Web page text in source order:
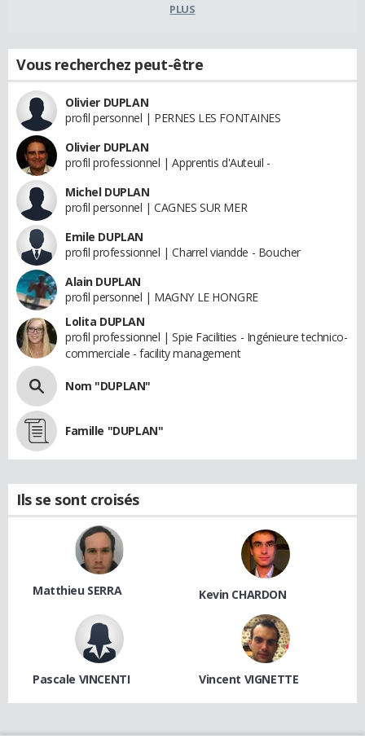
PLUS
Vous recherchez peut-être
Olivier DUPLAN
profil personnel | PERNES LES FONTAINES
Olivier DUPLAN
profil professionnel | Apprentis d'Auteuil -
Michel DUPLAN
profil personnel | CAGNES SUR MER
Emile DUPLAN
profil professionnel | Charrel viandde - Boucher
Alain DUPLAN
profil personnel | MAGNY LE HONGRE
Lolita DUPLAN
profil professionnel | Spie Facilities - Ingénieure technico-
commerciale - facility management
Nom "DUPLAN"
Famille "DUPLAN"
Ils se sont croisés
Matthieu SERRA Kevin CHARDON
Pascale VINCENTI Vincent VIGNETTE